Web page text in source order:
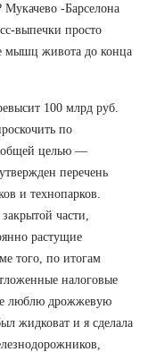
-Барселона
выпечки просто
мышц живота до конца
100 млрд руб.
по
общей целью —
перечень
и технопарков.
части,
растущие
того, по итогам
налоговые
люблю дрожжевую
жидковат и я сделала